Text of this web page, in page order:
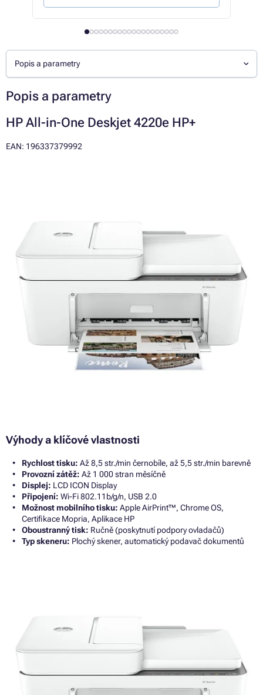
Popis a parametry
Popis a parametry
HP All-in-One Deskjet 4220e HP+
EAN: 196337379992
Výhody a klíčové vlastnosti
Rychlost tisku: Až 8,5 str./min černobíle, až 5,5 str./min barevně
Provozní zátěž: Až 1 000 stran měsíčně
Displej: LCD ICON Display
Připojení: Wi-Fi 802.11b/g/n, USB 2.0
Možnost mobilního tisku: Apple AirPrint™, Chrome OS,
Certifikace Mopria, Aplikace HP
Oboustranný tisk: Ručně (poskytnutí podpory ovladačů)
Typ skeneru: Plochý skener, automatický podavač dokumentů